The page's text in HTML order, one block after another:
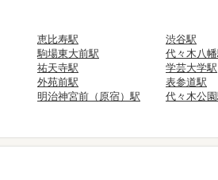
恵比寿駅
渋谷駅
駒場東大前駅
代々木八
祐天寺駅
学芸大学駅
外苑前駅
表参道駅
明治神宮前（原宿）駅
代々木公